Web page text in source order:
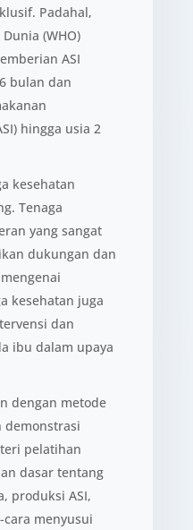
Padahal,
(WHO)
ASI
bulan dan
hingga usia 2
kesehatan
Tenaga
yang sangat
dukungan dan
kesehatan juga
dan
ibu dalam upaya
dengan metode
demonstrasi
pelatihan
dasar tentang
produksi ASI,
cara menyusui